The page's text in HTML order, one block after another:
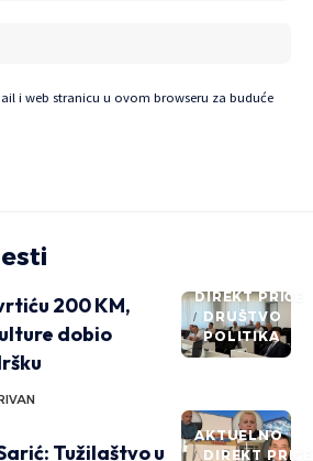
i web stranicu u ovom browseru za buduće
DIREKT PRIČE
DRUŠTVO
POLITIKA
200 KM,
dobio
AKTUELNO
DIREKT PRIČE
Tužilaštvo u